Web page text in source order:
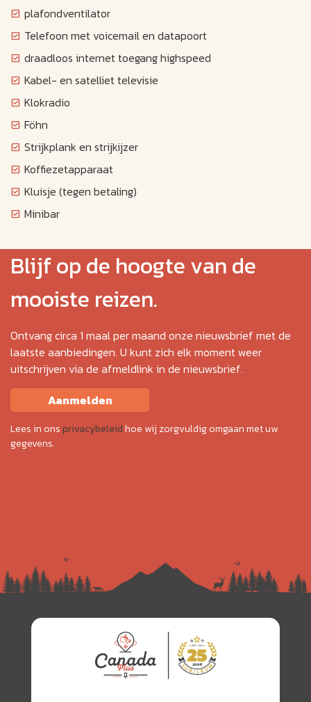
plafondventilator
Telefoon met voicemail en datapoort
draadloos internet toegang highspeed
Kabel- en satelliet televisie
Klokradio
Föhn
Strijkplank en strijkijzer
Koffiezetapparaat
Kluisje (tegen betaling)
Minibar
Blijf op de hoogte van de
mooiste reizen.
Ontvang circa 1 maal per maand onze nieuwsbrief met de
laatste aanbiedingen. U kunt zich elk moment weer
uitschrijven via de afmeldlink in de nieuwsbrief.
Aanmelden
Lees in onsprivacybeleidhoe wij zorgvuldig omgaan met uw
gegevens.